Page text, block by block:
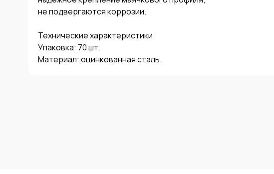
не подвергаются коррозии.
Технические характеристики
Упаковка: 70 шт.
Материал: оцинкованная сталь.